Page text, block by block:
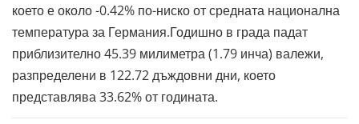
което е около -0.42% по-ниско от средната национална
температура за Германия.Годишно в града падат
приблизително 45.39 милиметра (1.79 инча) валежи,
разпределени в 122.72 дъждовни дни, което
представлява 33.62% от годината.